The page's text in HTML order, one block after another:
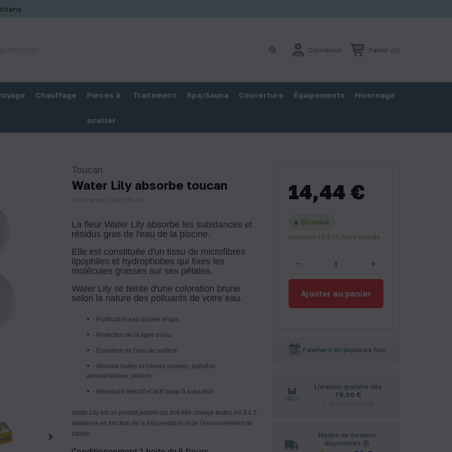
Connexion Panier (0)
Chauffage Pièces à
sceller
Traitement Spa/Sauna Couverture Équipements Hivernage

Toucan
Water Lily absorbe toucan
La fleur Water Lily absorbe les substances et
résidus gras de l'eau de la piscine.
Elle est constituée d'un tissu de microfibres
lipophiles et hydrophobes qui fixes les
molécules grasses sur ses pétales.
Water Lily se teinte d'une coloration brune
selon la nature des polluants de votre eau.
- Purification eau piscine et spa
- Protection de la ligne d’eau
- Épuration de l’eau de surface
- Absorbe huiles et crèmes solaires, pollution
atmosphérique, pollens
- Absorbant sélectif et actif jusqu’à saturation
Water Lily est un produit jetable qui doit être changé toutes les 3 à 5
semaines en fonction de la fréquentation et de l’environnement du
bassin.
14,44 €
En stock
Livraison 10 à 15 jours ouvrés
Ajouter au panier
Paiement en plusieurs fois
Livraison gratuite dès
79,00 €
Modes de livraison
disponibles